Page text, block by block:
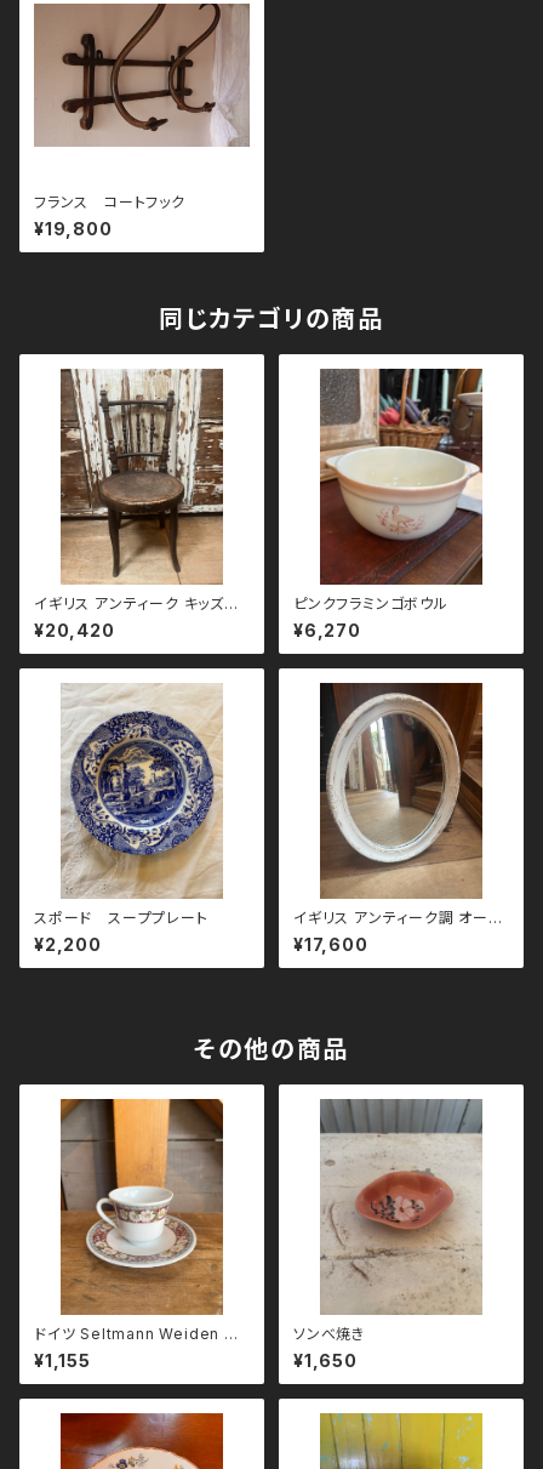
フランス コートフック
¥19,800
同じカテゴリの商品
イギリス アンティーク キッズチ
ェア
¥20,420
ピンクフラミンゴボウル
¥6,270
スポード スーププレート
¥2,200
イギリス アンティーク調 オーバ
ルミラー（ホワイト）
¥17,600
その他の商品
ドイツ Seltmann Weiden バ
バリア カップ＆ソーサー
¥1,155
ソンべ焼き
¥1,650